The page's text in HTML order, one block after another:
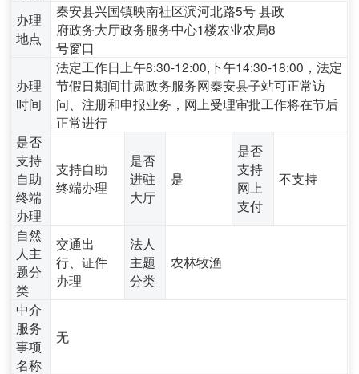
办理
地点
秦安县兴国镇映南社区滨河北路5号 县政
府政务大厅政务服务中心1楼农业农局8
号窗口
办理
时间
法定工作日上午8:30-12:00,下午14:30-18:00，法定
节假日期间甘肃政务服务网秦安县子站可正常访
问、注册和申报业务，网上受理审批工作将在节后
正常进行
是否
支持
自助
终端
办理
支持自助
终端办理
是否
进驻
大厅
是
是否
支持
网上
支付
不支持
自然
人主
题分
类
交通出
行、证件
办理
法人
主题
分类
农林牧渔
中介
服务
事项
名称
无